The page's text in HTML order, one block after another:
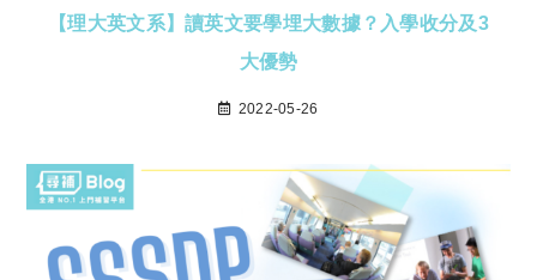
【理大英文系】讀英文要學埋大數據？入學收分及3
大優勢
2022-05-26